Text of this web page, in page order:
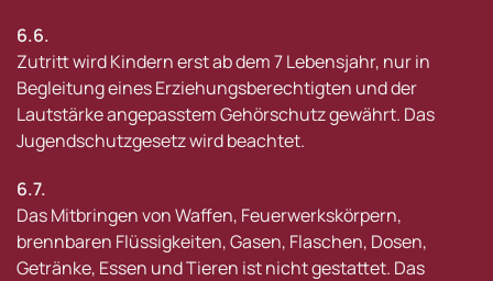
6.6.
Zutritt wird Kindern erst ab dem 7 Lebensjahr, nur in
Begleitung eines Erziehungsberechtigten und der
Lautstärke angepasstem Gehörschutz gewährt. Das
Jugendschutzgesetz wird beachtet.
6.7.
Das Mitbringen von Waffen, Feuerwerkskörpern,
brennbaren Flüssigkeiten, Gasen, Flaschen, Dosen,
Getränke, Essen und Tieren ist nicht gestattet. Das